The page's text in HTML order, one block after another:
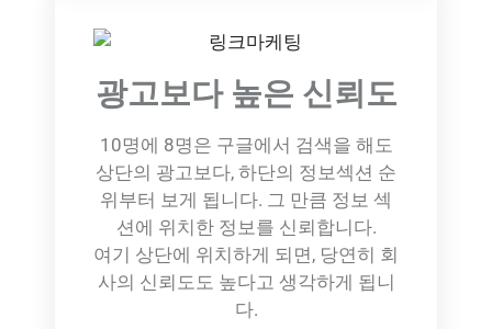
광고보다 높은 신뢰도
10명에 8명은 구글에서 검색을 해도
상단의 광고보다, 하단의 정보섹션 순
위부터 보게 됩니다. 그 만큼 정보 섹
션에 위치한 정보를 신뢰합니다.
여기 상단에 위치하게 되면, 당연히 회
사의 신뢰도도 높다고 생각하게 됩니
다.